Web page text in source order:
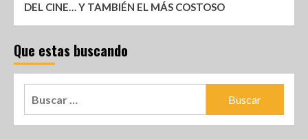
DEL CINE… Y TAMBIÉN EL MÁS COSTOSO
Que estas buscando